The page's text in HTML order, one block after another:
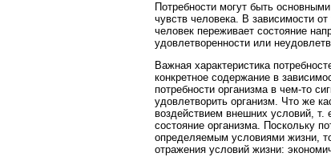
Потребности могут быть
чувств человека. В зависимости
человек переживает состояние
удовлетворенности или
Важная характеристика
конкретное содержание в
потребности организма в чем-то
удовлетворить организм. Что же
воздействием внешних условий, т.
состояние организма. Поскольку
определяемым условиями жизни,
отражения условий жизни: